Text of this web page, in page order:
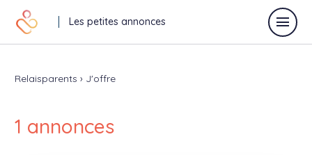
Les petites annonces
Relaisparents › J'offre
1 annonces